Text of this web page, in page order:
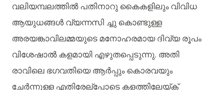
വലിയമ്പലത്തിൽ പതിനാറു കൈകളിലും വിവിധ
ആയുധങ്ങൾ വ്യന്നസി ച്ചു കൊണ്ടുള്ള
അരയങ്കാവിലമ്മയുടെ മനോഹരമായ ദിവ്യ രൂപം
വിശേഷാൽ കളമായി എഴുതപ്പെടുന്നു. അതി
രാവിലെ ഭഗവതിയെ ആർപ്പും കൊരവയും
ചേർന്നുള്ള എതിരേല്പ്പോടെ കളത്തിലേയ്ക്